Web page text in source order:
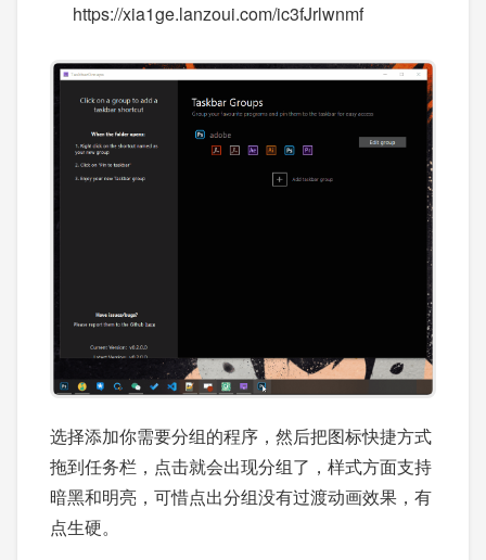
https://xia1ge.lanzoui.com/ic3fJrlwnmf
选择添加你需要分组的程序，然后把图标快捷方式
拖到任务栏，点击就会出现分组了，样式方面支持
暗黑和明亮，可惜点出分组没有过渡动画效果，有
点生硬。